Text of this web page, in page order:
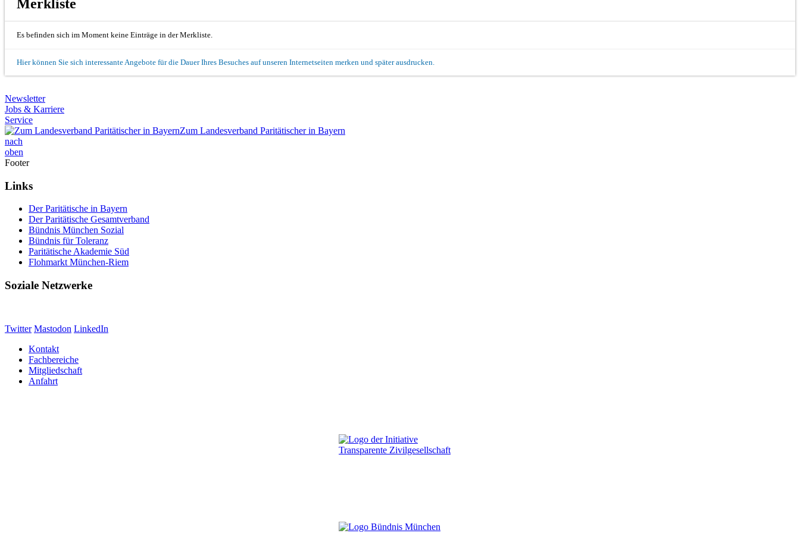
Merkliste
Es befinden sich im Moment keine Einträge in der Merkliste.
Hier können Sie sich interessante Angebote für die Dauer Ihres Besuches auf unseren Internetseiten merken und später ausdrucken.
Newsletter
Jobs & Karriere
Service
Zum Landesverband Paritätischer in Bayern
nach
oben
Footer
Links
Der Paritätische in Bayern
Der Paritätische Gesamtverband
Bündnis München Sozial
Bündnis für Toleranz
Paritätische Akademie Süd
Flohmarkt München-Riem
Soziale Netzwerke
Twitter Mastodon LinkedIn
Kontakt
Fachbereiche
Mitgliedschaft
Anfahrt